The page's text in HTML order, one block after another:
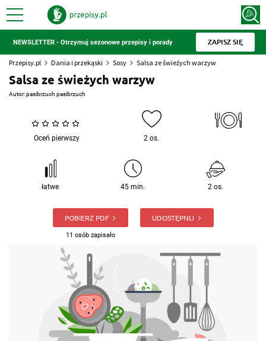
NEWSLETTER - Otrzymuj sezonowe przepisy i porady ZAPISZ SIĘ
Przepisy.pl Dania i przekąski Sosy Salsa ze świeżych warzyw
Salsa ze świeżych warzyw
Autor:pasibrzuch pasibrzuch
Oceń pierwszy 2 os.
łatwe 45 min. 2 os.
POBIERZ PDF
11 osób zapisało
UDOSTĘPNIJ